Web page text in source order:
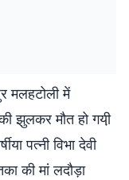
मलहटोली में
झुलकर मौत हो गयी़
पत्नी विभा देवी
की मां लदौड़ा